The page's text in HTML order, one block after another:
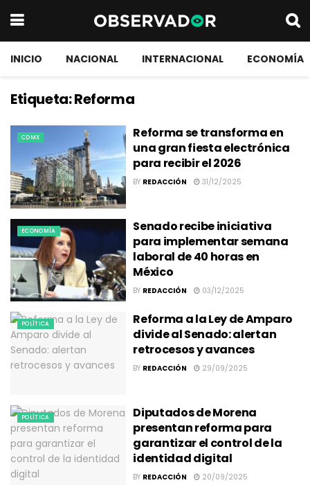
INICIO NACIONAL INTERNACIONAL ECONOMÍA
Etiqueta:Reforma
CDMX
Reforma se transforma en
una gran fiesta electrónica
para recibir el 2026
BY REDACCIÓN 31/12/2025
ECONOMÍA
Senado recibe iniciativa
para implementar semana
laboral de 40 horas en
México
BY REDACCIÓN 03/12/2025
POLÍTICA
Reforma a la Ley de Amparo
divide al Senado: alertan
retrocesos y avances
BY REDACCIÓN 29/09/2025
POLÍTICA
Diputados de Morena
presentan reforma para
garantizar el control de la
identidad digital
BY REDACCIÓN 20/09/2025